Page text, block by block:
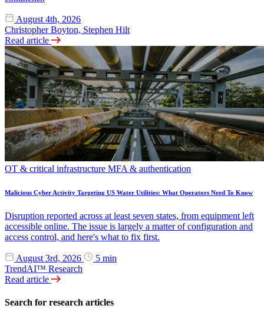
August 4th, 2026
Christopher Boyton, Stephen Hilt
Read article
OT & critical infrastructure MFA & authentication
Malicious Cyber Activity Targeting US Water Utilities: What Operators Need To Know
Disruption reported across at least seven states, from equipment left
accessible online. The issue is largely a matter of configuration and
access control, and here's what to fix first.
August 3rd, 2026
5 min
TrendAI™ Research
Read article
Search for research articles